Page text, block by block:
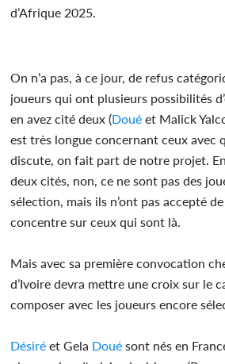
d’Afrique 2025.
On n’a pas, à ce jour, de refus
joueurs qui ont plusieurs possibilités
en avez cité deux (Doué et Malick
est très longue concernant ceux avec
discute, on fait part de notre projet.
deux cités, non, ce ne sont pas des
sélection, mais ils n’ont pas accepté
concentre sur ceux qui sont là.
Mais avec sa première convocation
d’Ivoire devra mettre une croix sur le
composer avec les joueurs encore
Désiré et Gela Doué sont nés en